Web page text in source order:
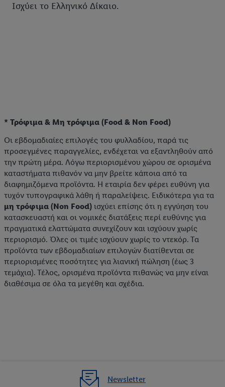
Ισχύει το Ελληνικό Δίκαιο.
* Τρόφιμα & Μη τρόφιμα (Food & Non Food)
Οι εβδομαδιαίες επιλογές του φυλλαδίου, παρά τις
προσεγμένες παραγγελίες, ενδέχεται να εξαντληθούν από
την πρώτη μέρα. Λόγω περιορισμένου χώρου σε ορισμένα
καταστήματα πιθανόν να μην βρείτε κάποια από τα
διαφημιζόμενα προϊόντα. Η εταιρία δεν φέρει ευθύνη για
τυχόν τυπογραφικά λάθη ή παραλείψεις. Ειδικότερα για τα
μη τρόφιμα (Non Food) ισχύει επίσης ότι η εγγύηση του
κατασκευαστή και οι νομικές διατάξεις περί ευθύνης για
πραγματικά ελαττώματα συνεχίζουν και ισχύουν χωρίς
περιορισμό. Όλες οι τιμές ισχύουν χωρίς το ντεκόρ. Τα
προϊόντα των εβδομαδιαίων επιλογών διατίθενται σε
περιορισμένες ποσότητες για λιανική πώληση (έως 3
τεμάχια). Τέλος, ορισμένα προϊόντα πιθανώς να μην είναι
διαθέσιμα σε όλα τα μεγέθη και σχέδια.
Newsletter